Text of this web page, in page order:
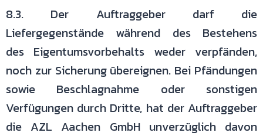
8.3. Der Auftraggeber darf die
Liefergegenstände während des Bestehens
des Eigentumsvorbehalts weder verpfänden,
noch zur Sicherung übereignen. Bei Pfändungen
sowie Beschlagnahme oder sonstigen
Verfügungen durch Dritte, hat der Auftraggeber
die AZL Aachen GmbH unverzüglich davon